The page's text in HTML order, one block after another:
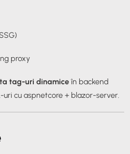
proxy
tag-uri dinamiceîn backend
uri cu aspnetcore+ blazor-server.